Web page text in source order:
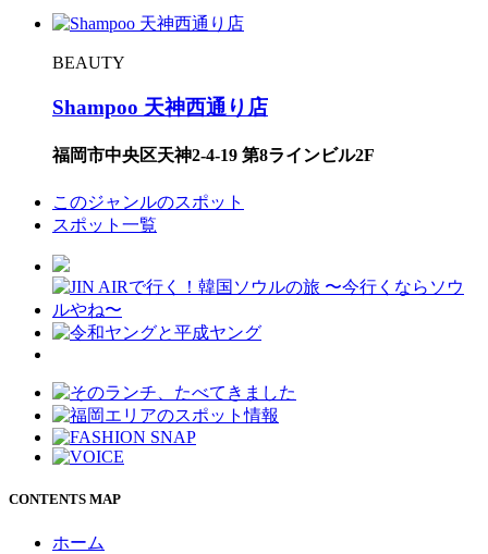
BEAUTY
Shampoo 天神西通り店
福岡市中央区天神2-4-19 第8ラインビル2F
このジャンルのスポット
スポット一覧
CONTENTS MAP
ホーム